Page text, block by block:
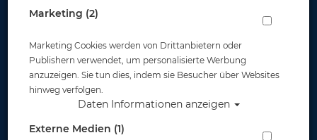
Polaris Black Boot Pro - Gr: 36
Marketing (2)
Marketing Cookies werden von Drittanbietern oder
Publishern verwendet, um personalisierte Werbung
anzuzeigen. Sie tun dies, indem sie Besucher über Websites
hinweg verfolgen.
Daten Informationen anzeigen
Externe Medien (1)